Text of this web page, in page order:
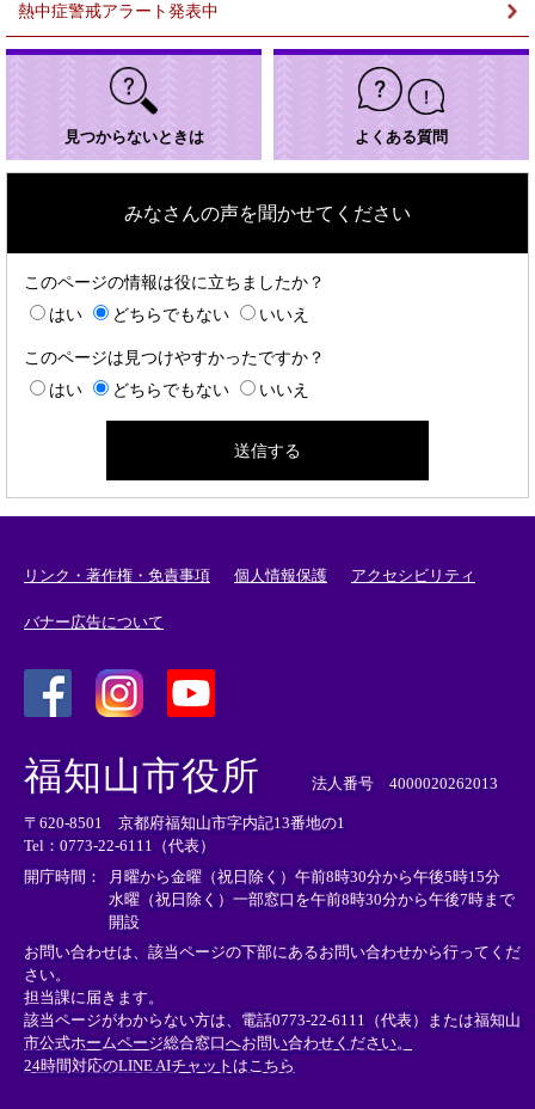
熱中症警戒アラート発表中
見つからないときは よくある質問
みなさんの声を聞かせてください
このページの情報は役に立ちましたか？
はい
どちらでもない いいえ
このページは見つけやすかったですか？
はい
どちらでもない いいえ
リンク・著作権・免責事項 個人情報保護 アクセシビリティ
バナー広告について
外
部
リ
ン
ク
＞
外
リ
ン
ク
＞
外
部
ン
ク
＞
福知山市役所 法人番号 4000020262013
〒620-8501 京都府福知山市字内記13番地の1
Tel：0773-22-6111（代表）
開庁時間：
月曜から金曜（祝日除く）午前8時30分から午後5時15分
水曜（祝日除く）一部窓口を午前8時30分から午後7時まで
開設
お問い合わせは、該当ページの下部にあるお問い合わせから行ってくだ
さい。
担当課に届きます。
該当ページがわからない方は、電話0773-22-6111（代表）または福知山
市公式ホームページ総合窓口へお問い合わせください。
24時間対応のLINE AIチャットはこちら